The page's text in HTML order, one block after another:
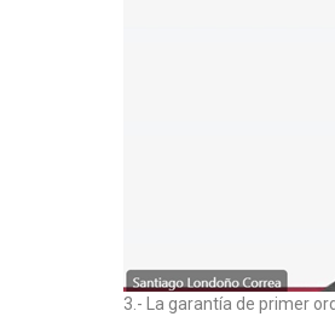
3.- La garantía de primer